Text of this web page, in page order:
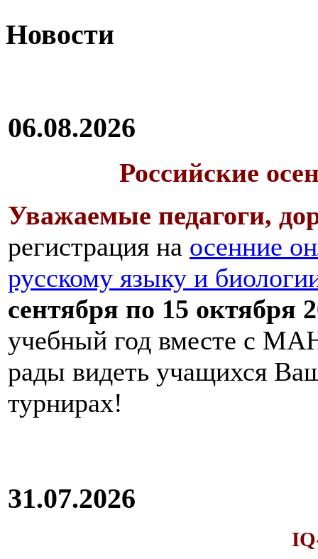
Новости
06.08.2026
Российские
Уважаемые педагоги,
регистрация на осенние
русскому языку и
сентября по 15 октября
учебный год вместе с
рады видеть учащихся
турнирах!
31.07.2026